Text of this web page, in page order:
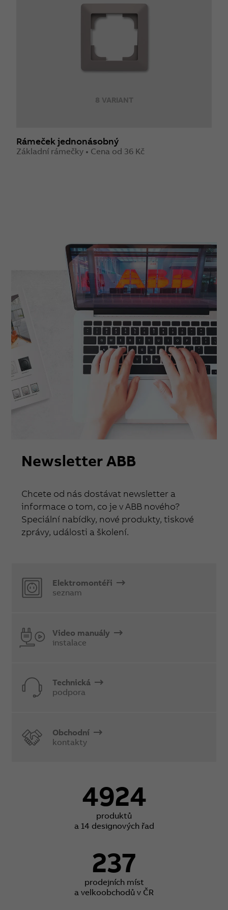
8 VARIANT
Rámeček jednonásobný
Základní rámečky • Cena od 36 Kč
Newsletter ABB
Chcete od nás dostávat newsletter a
informace o tom, co je v ABB nového?
Speciální nabídky, nové produkty, tiskové
zprávy, události a školení.
Elektromontéři
seznam
Video manuály
instalace
Technická
podpora
Obchodní
kontakty
4924
produktů
a 14 designových řad
237
prodejních míst
a velkoobchodů v ČR